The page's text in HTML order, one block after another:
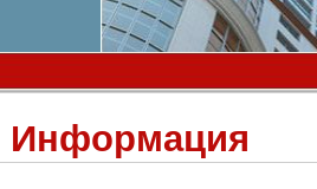
Информация